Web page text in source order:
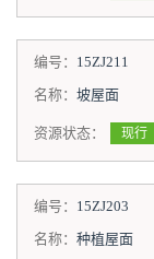
编号： 15ZJ211
名称： 坡屋面
资源状态： 现行
编号： 15ZJ203
名称： 种植屋面